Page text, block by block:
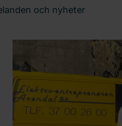
och nyheter